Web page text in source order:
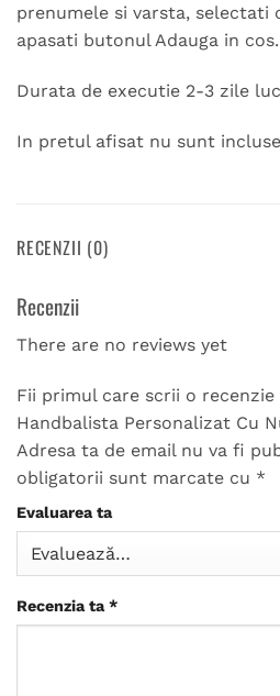
prenumele si varsta, selectati
apasati butonul Adauga in cos.
Durata de executie 2-3 zile
In pretul afisat nu sunt
RECENZII (0)
Recenzii
There are no reviews yet
Fii primul care scrii o recenzie
Handbalista Personalizat Cu
Adresa ta de email nu va fi
obligatorii sunt marcate cu *
Evaluarea ta
Recenzia ta *